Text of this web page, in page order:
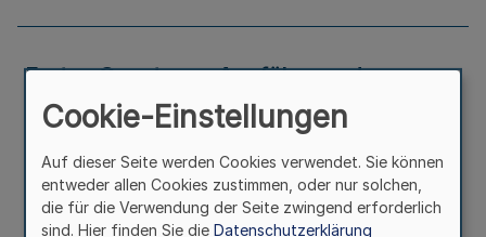
Erstes Gesetz zur Ausführung des
Kinder- und Jugendhilfegesetzes - AG -
KJHG -
In Kraft Seit 01. Januar 1991
Cookie-Einstellungen
Auf dieser Seite werden Cookies verwendet. Sie können
entweder allen Cookies zustimmen, oder nur solchen,
die für die Verwendung der Seite zwingend erforderlich
sind. Hier finden Sie die Datenschutzerklärung